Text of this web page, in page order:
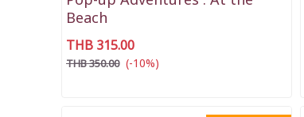
Beach
THB 315.00
THB 350.00 (-10%)